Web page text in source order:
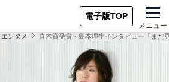
電子版TOP
メニュー
エンタメ 直木賞受賞・島本理生インタビュー「まだ